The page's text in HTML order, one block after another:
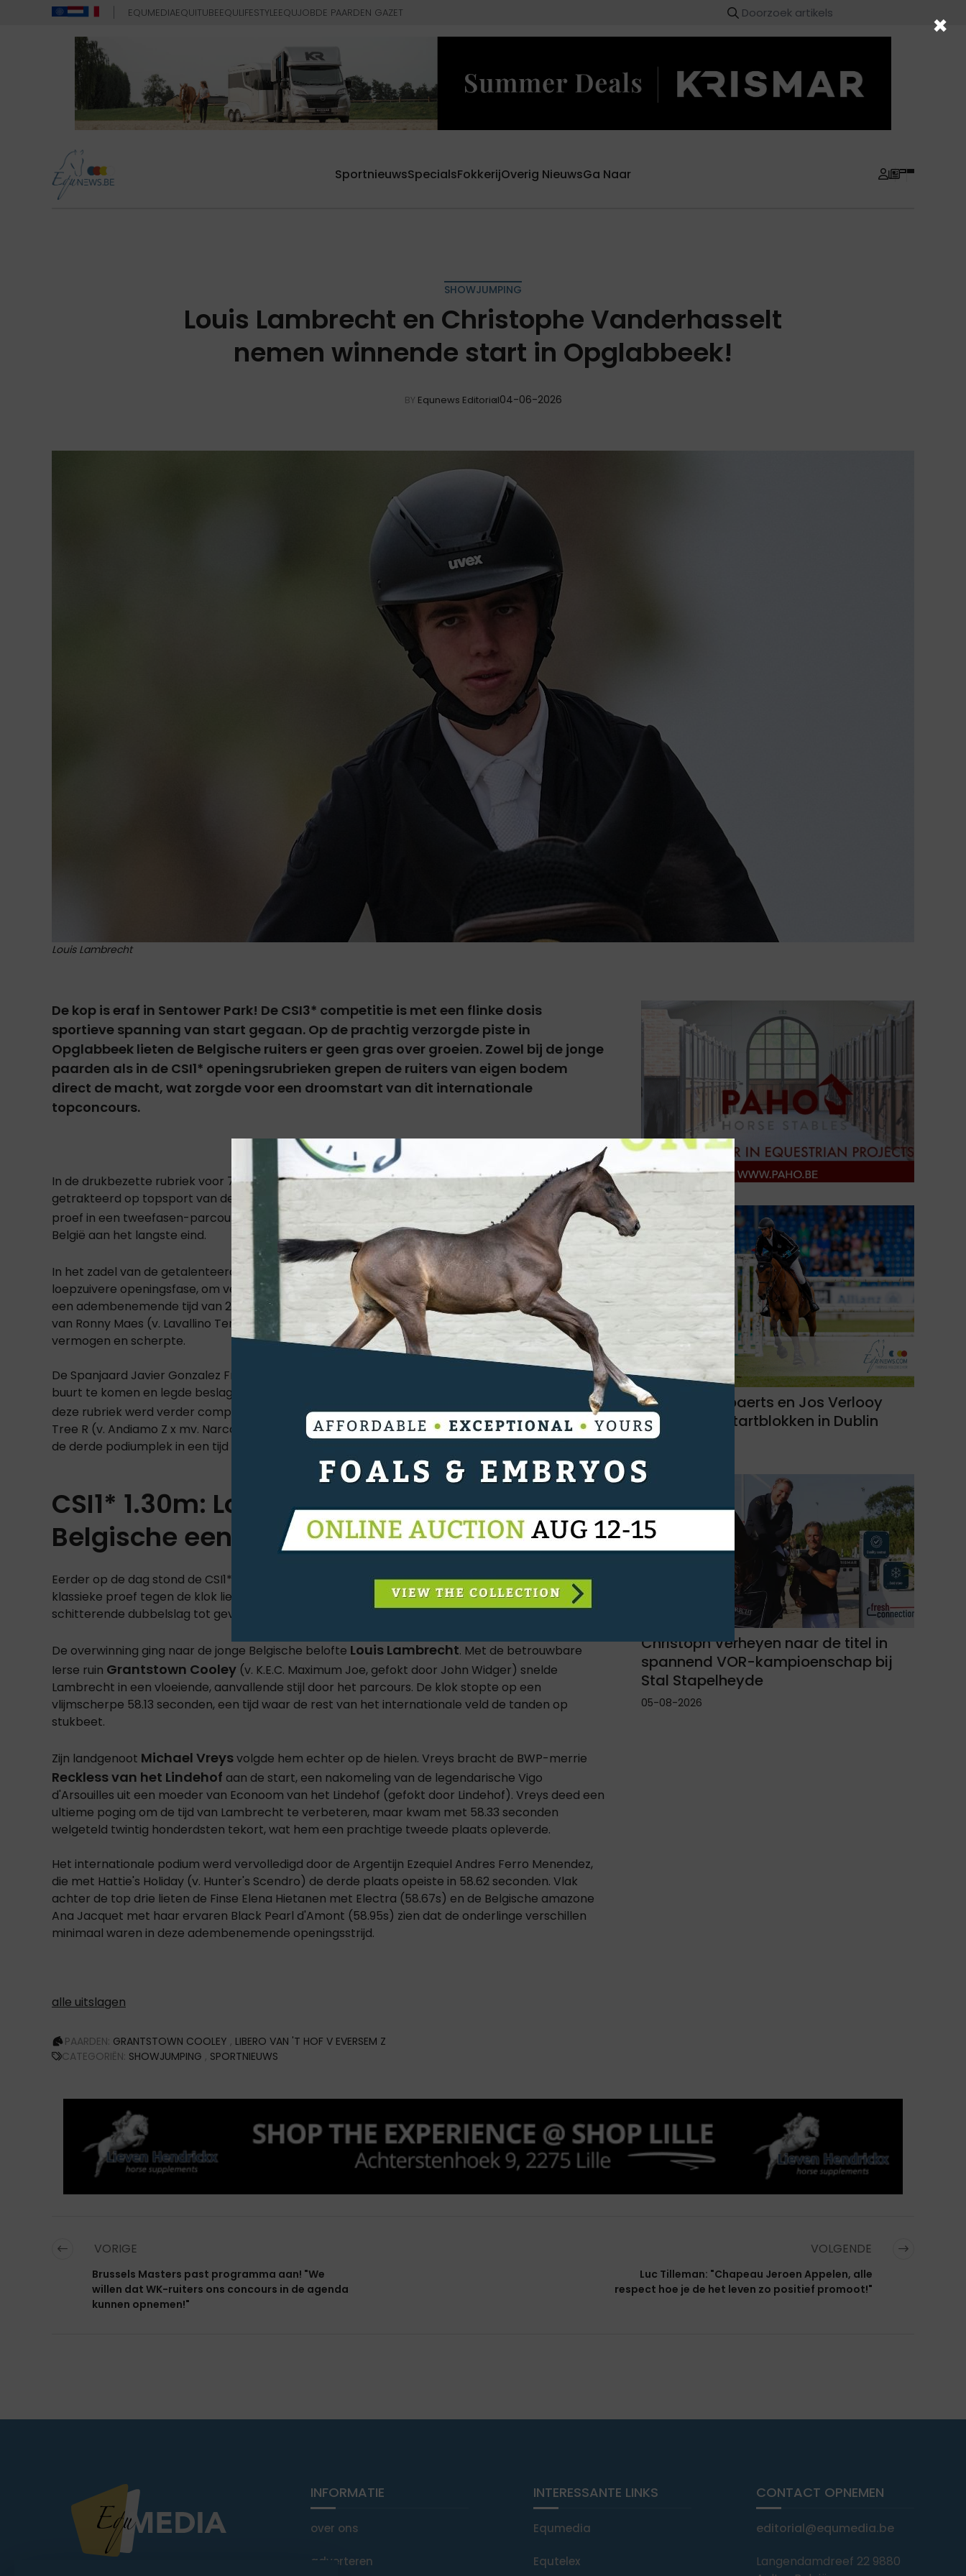
EQUMEDIAEQUITUBEEQULIFESTYLEEQUJOBDE PAARDEN GAZET
SportnieuwsSpecialsFokkerijOverig NieuwsGa Naar
SHOWJUMPING
Louis Lambrecht en Christophe Vanderhasselt
nemen winnende start in Opglabbeek!
BY Equnews Editorial04-06-2026
Louis Lambrecht
De kop is eraf in Sentower Park! De CSI3* competitie is met een flinke dosis
sportieve spanning van start gegaan. Op de prachtig verzorgde piste in
Opglabbeek lieten de Belgische ruiters er geen gras over groeien. Zowel bij de jonge
paarden als in de CSI1* openingsrubrieken grepen de ruiters van eigen bodem
direct de macht, wat zorgde voor een droomstart van dit internationale
topconcours.
In de drukbezette rubriek voor 7- en 8-jarige jonge paarden (1.30/1.35m) werd het publiek
getrakteerd op topsport van de bovenste plank. Het format stelde de combinaties direct op de
proef in een tweefasen-parcours. Niemand minder dan
Christophe Vanderhasselt
trok voor
België aan het langste eind.
In het zadel van de getalenteerde ruin Libero Van'T Hof V Eversem Zreed Vanderhasselt een
loepzuivere openingsfase, om vervolgens in de tweede fase het gas volledig open te trekken. Met
een adembenemende tijd van 28.93 seconden bleef hij de concurrentie ruim voor. Het fokproduct
van Ronny Maes (v. Lavallino Ter Klomp x mv. Querlybet Hero) toonde zijn enorme atletisch
vermogen en scherpte.
De Spanjaard Javier Gonzalez Fraga wist met Queen Scs (v. Quintus Ebl) nog het dichtst in de
buurt te komen en legde beslag op de tweede plaats in 30.01 seconden. Het Belgische succes in
deze rubriek werd verder compleet gemaakt doorTim Prouvé. Hij stuurde de AES-merrie Tell To
Tree R (v. Andiamo Z x mv. Narcos II, fokker onbekend) op een uiterst gecontroleerde wijze naar
de derde podiumplek in een tijd van 30.32 seconden.
CSI1* 1.30m: Louis Lambrecht leidt
Belgische een-twee
Eerder op de dag stond de CSI1* over een hoogte van 1.30m op het programma. Ook in deze
klassieke proef tegen de klok lieten de Belgen hun suprematie gelden op eigen bodem, met een
schitterende dubbelslag tot gevolg.
De overwinning ging naar de jonge Belgische belofte Louis Lambrecht. Met de betrouwbare
Ierse ruin Grantstown Cooley (v. K.E.C. Maximum Joe, gefokt door John Widger) snelde
Lambrecht in een vloeiende, aanvallende stijl door het parcours. De klok stopte op een
vlijmscherpe 58.13 seconden, een tijd waar de rest van het internationale veld de tanden op
stukbeet.
Zijn landgenoot Michael Vreysvolgde hem echter op de hielen. Vreys bracht de BWP-merrie
Reckless van het Lindehof aan de start, een nakomeling van de legendarische Vigo
d'Arsouilles uit een moeder van Econoom van het Lindehof (gefokt door Lindehof). Vreys deed een
ultieme poging om de tijd van Lambrecht te verbeteren, maar kwam met 58.33 seconden
welgeteld twintig honderdsten tekort, wat hem een prachtige tweede plaats opleverde.
Het internationale podium werd vervolledigd door de Argentijn Ezequiel Andres Ferro Menendez,
die met Hattie's Holiday (v. Hunter's Scendro) de derde plaats opeiste in 58.62 seconden. Vlak
achter de top drie lieten de Finse Elena Hietanen met Electra (58.67s) en de Belgische amazone
Ana Jacquet met haar ervaren Black Pearl d'Amont (58.95s) zien dat de onderlinge verschillen
minimaal waren in deze adembenemende openingsstrijd.
alle uitslagen
Nicola Philippaerts en Jos Verlooy
sterk uit de startblokken in Dublin
05-08-2026
Christoph Verheyen naar de titel in
spannend VOR-kampioenschap bij
Stal Stapelheyde
05-08-2026
PAARDEN: GRANTSTOWN COOLEY , LIBERO VAN 'T HOF V EVERSEM Z
CATEGORIËN: SHOWJUMPING , SPORTNIEUWS
VORIGE
Brussels Masters past programma aan! "We
willen dat WK-ruiters ons concours in de agenda
kunnen opnemen!"
VOLGENDE
Luc Tilleman: "Chapeau Jeroen Appelen, alle
respect hoe je de het leven zo positief promoot!"
INFORMATIE
over ons
adverteren
INTERESSANTE LINKS
Equmedia
Equtelex
CONTACT OPNEMEN
editorial@equmedia.be
Langendamdreef 22 9880
×